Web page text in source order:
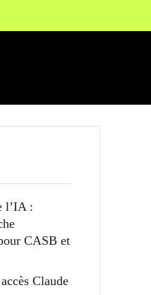
l’IA :
CASB et
Claude